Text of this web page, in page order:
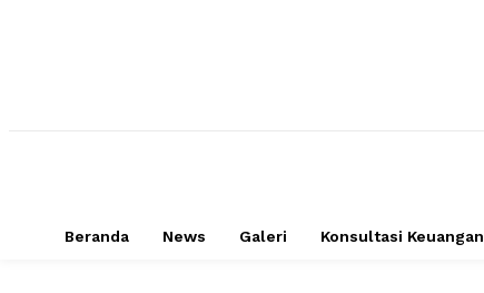
Beranda News Galeri Konsultasi Keuangan